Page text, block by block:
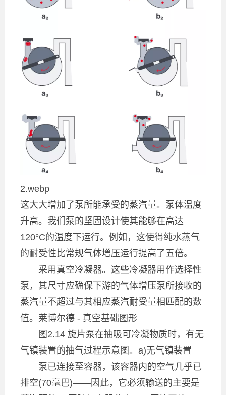
2.webp
这大大增加了泵所能承受的蒸汽量。泵体温度
升高。我们泵的坚固设计使其能够在高达
120°C的温度下运行。例如，这使得纯水蒸气
的耐受性比常规气体增压运行提高了五倍。
采用真空冷凝器。这些冷凝器用作选择性
泵，其尺寸应确保下游的气体增压泵所接收的
蒸汽量不超过与其相应蒸汽耐受量相匹配的数
值。莱博尔德 - 真空基础图形
图2.14 旋片泵在抽吸可冷凝物质时，有无
气镇装置的抽气过程示意图。a)无气镇装置
泵已连接至容器，该容器内的空气几乎已
排空(70毫巴)——因此，它必须输送的主要是